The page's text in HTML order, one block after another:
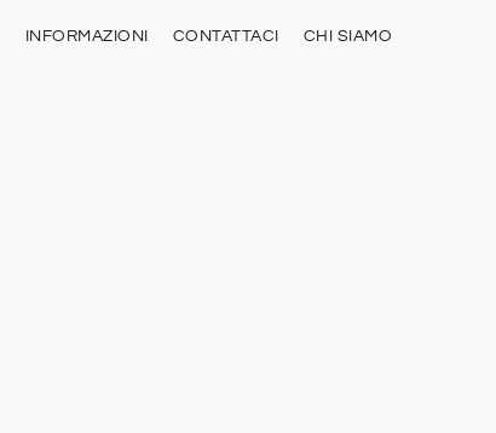
INFORMAZIONI CONTATTACI CHI SIAMO